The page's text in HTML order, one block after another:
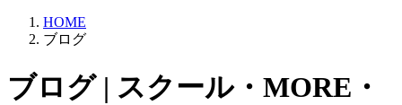
HOME
ブログ
ブログ | スクール・MORE・